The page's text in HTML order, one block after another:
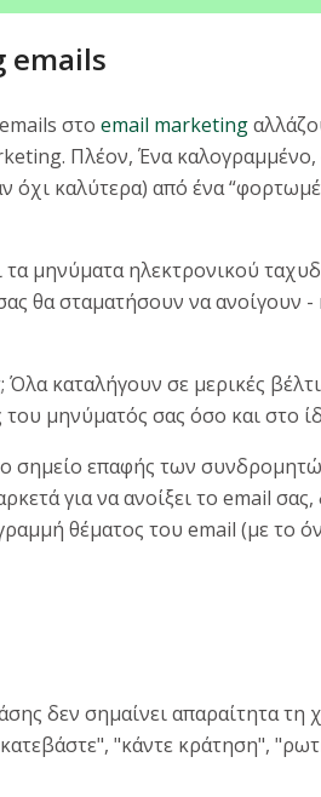
emails
στο email marketing
Πλέον, Ένα
όχι καλύτερα) από ένα
μηνύματα ηλεκτρονικού
θα σταματήσουν να ανοίγουν -
καταλήγουν σε μερικές
μηνύματός σας όσο και στο
σημείο επαφής των
για να ανοίξει το email
θέματος του email (με το
δεν σημαίνει απαραίτητα τη
"κάντε κράτηση",